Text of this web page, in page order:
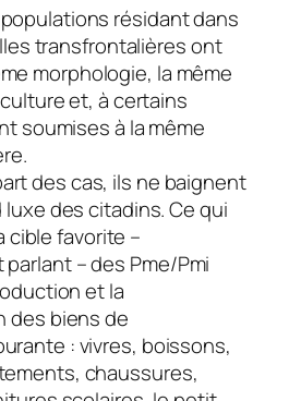
résidant dans
transfrontalières ont
morphologie, la même
et, à certains
soumises à la même
des cas, ils ne baignent
des citadins. Ce qui
cible favorite –
– des Pme/Pmi
et la
des biens de
: vivres, boissons,
chaussures,